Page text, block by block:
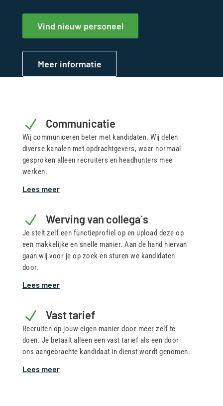
Vind nieuw personeel
Meer informatie
N Communicatie
Wij communiceren beter met kandidaten. Wij delen
diverse kanalen met opdrachtgevers, waar normaal
gesproken alleen recruiters en headhunters mee
werken.
Lees meer
N Werving van collega`s
Je stelt zelf een functieprofiel op en upload deze op
een makkelijke en snelle manier. Aan de hand hiervan
gaan wij voor je op zoek en sturen we kandidaten
door.
Lees meer
N Vast tarief
Recruiten op jouw eigen manier door meer zelf te
doen. Je betaalt alleen een vast tarief als een door
ons aangebrachte kandidaat in dienst wordt genomen.
Lees meer